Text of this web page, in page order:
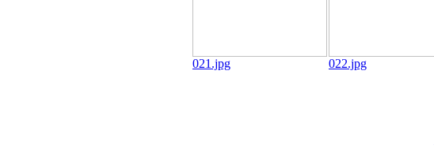
021.jpg 022.jpg